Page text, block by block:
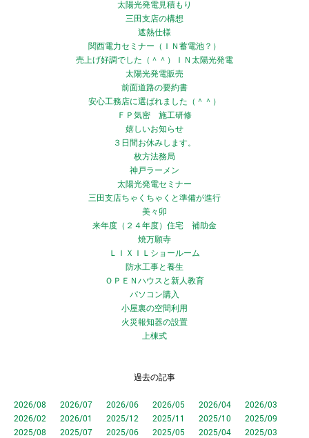
太陽光発電見積もり
三田支店の構想
遮熱仕様
関西電力セミナー（ＩＮ蓄電池？）
売上げ好調でした（＾＾）ＩＮ太陽光発電
太陽光発電販売
前面道路の要約書
安心工務店に選ばれました（＾＾）
ＦＰ気密 施工研修
嬉しいお知らせ
３日間お休みします。
枚方法務局
神戸ラーメン
太陽光発電セミナー
三田支店ちゃくちゃくと準備が進行
美々卯
来年度（２４年度）住宅 補助金
焼万願寺
ＬＩＸＩＬショールーム
防水工事と養生
ＯＰＥＮハウスと新人教育
パソコン購入
小屋裏の空間利用
火災報知器の設置
上棟式
過去の記事
2026/08 2026/07 2026/06 2026/05 2026/04
2026/03
2026/02
2026/01 2025/12 2025/11 2025/10
2025/09
2025/08
2025/07 2025/06 2025/05 2025/04
2025/03